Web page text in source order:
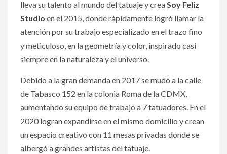
lleva su talento al mundo del tatuaje y creaSoy Feliz
Studio en el 2015, donde rápidamente logró llamar la
atención por su trabajo especializado en el trazo fino
y meticuloso, en la geometría y color, inspirado casi
siempre en la naturaleza y el universo.
Debido a la gran demanda en 2017 se mudó a la calle
de Tabasco 152 en la colonia Roma de la CDMX,
aumentando su equipo de trabajo a 7 tatuadores. En el
2020 logran expandirse en el mismo domicilio y crean
un espacio creativo con 11 mesas privadas donde se
albergó a grandes artistas del tatuaje.